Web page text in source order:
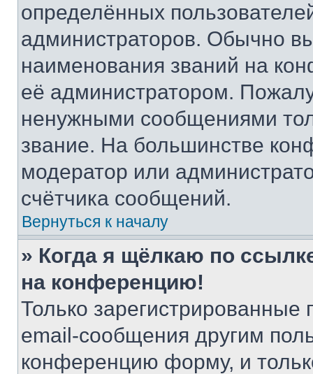
определённых
администраторов. Обычно
наименования званий на
её администратором.
ненужными сообщениями
звание. На большинстве
модератор или
счётчика сообщений.
Вернуться к началу
» Когда я щёлкаю по
на конференцию!
Только зарегистрированные
email-сообщения другим
конференцию форму, и